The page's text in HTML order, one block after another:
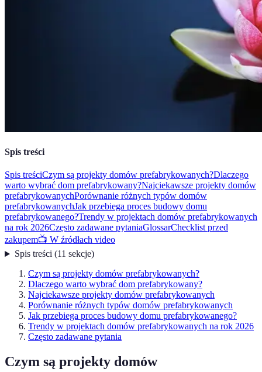
Spis treści
Spis treściCzym są projekty domów prefabrykowanych?Dlaczego
warto wybrać dom prefabrykowany?Najciekawsze projekty domów
prefabrykowanychPorównanie różnych typów domów
prefabrykowanychJak przebiega proces budowy domu
prefabrykowanego?Trendy w projektach domów prefabrykowanych
na rok 2026Często zadawane pytaniaGlossarChecklist przed
zakupem📺 W źródłach video
Spis treści(11 sekcje)
Czym są projekty domów prefabrykowanych?
Dlaczego warto wybrać dom prefabrykowany?
Najciekawsze projekty domów prefabrykowanych
Porównanie różnych typów domów prefabrykowanych
Jak przebiega proces budowy domu prefabrykowanego?
Trendy w projektach domów prefabrykowanych na rok 2026
Często zadawane pytania
Czym są projekty domów